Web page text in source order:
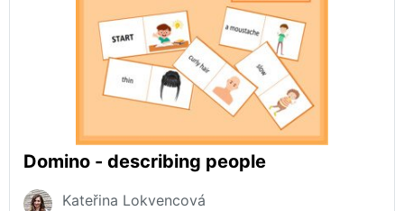
Domino - describing people
Kateřina Lokvencová